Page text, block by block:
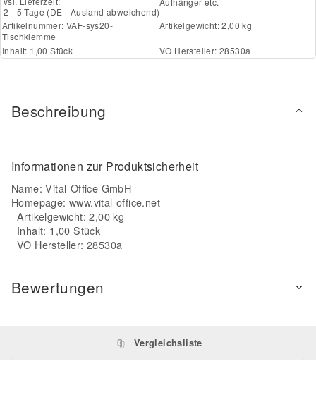
2 - 5 Tage (DE - Ausland abweichend)
Artikelnummer: VAF-sys20-
Tischklemme
Artikelgewicht: 2,00 kg
Inhalt: 1,00 Stück VO Hersteller: 28530a
Beschreibung
Informationen zur Produktsicherheit
Name: Vital-Office GmbH
Homepage:www.vital-office.net
Artikelgewicht: 2,00 kg
Inhalt: 1,00 Stück
VO Hersteller: 28530a
Bewertungen
Vergleichsliste